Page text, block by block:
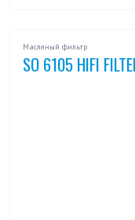
Масляный фильтр
SO 6105 HIFI